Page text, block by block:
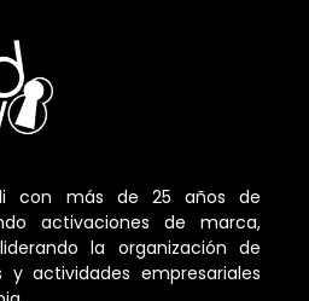
con más de 25 años de
activaciones de marca,
la organización de
y actividades empresariales